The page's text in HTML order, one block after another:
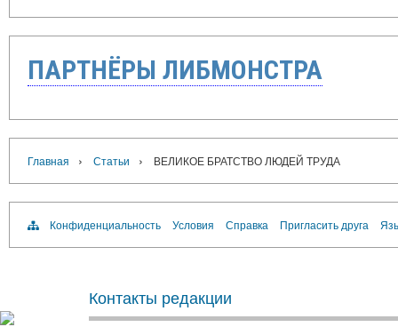
ПАРТНЁРЫ ЛИБМОНСТРА
Главная › Статьи › ВЕЛИКОЕ БРАТСТВО ЛЮДЕЙ ТРУДА
Конфиденциальность Условия Справка Пригласить друга
Контакты редакции